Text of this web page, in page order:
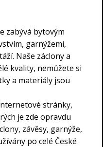
zabývá bytovým
garnýžemi,
Naše záclony a
kvality, nemůžete si
a materiály jsou
stránky,
je zde opravdu
závěsy, garnýže,
po celé České